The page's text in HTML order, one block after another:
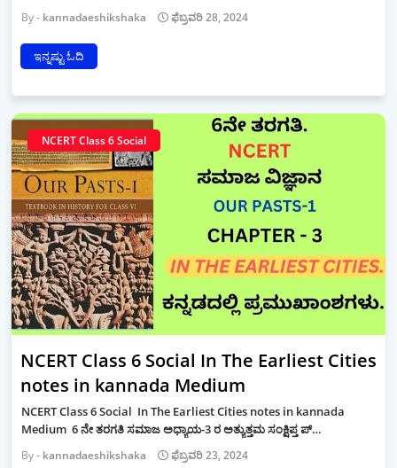
kannadaeshikshaka ಫೆಬ್ರವರಿ 28, 2024
ಇನ್ನಷ್ಟು ಓದಿ
NCERT Class 6 Social
NCERT Class 6 Social In The Earliest Cities
notes in kannada Medium
NCERT Class 6 Social In The Earliest Cities notes in kannada
Medium 6 ನೇ ತರಗತಿ ಸಮಾಜ ಅಧ್ಯಾಯ-3 ರ ಅತ್ಯುತ್ತಮ ಸಂಕ್ಷಿಪ್ತ ಪ್…
kannadaeshikshaka ಫೆಬ್ರವರಿ 23, 2024